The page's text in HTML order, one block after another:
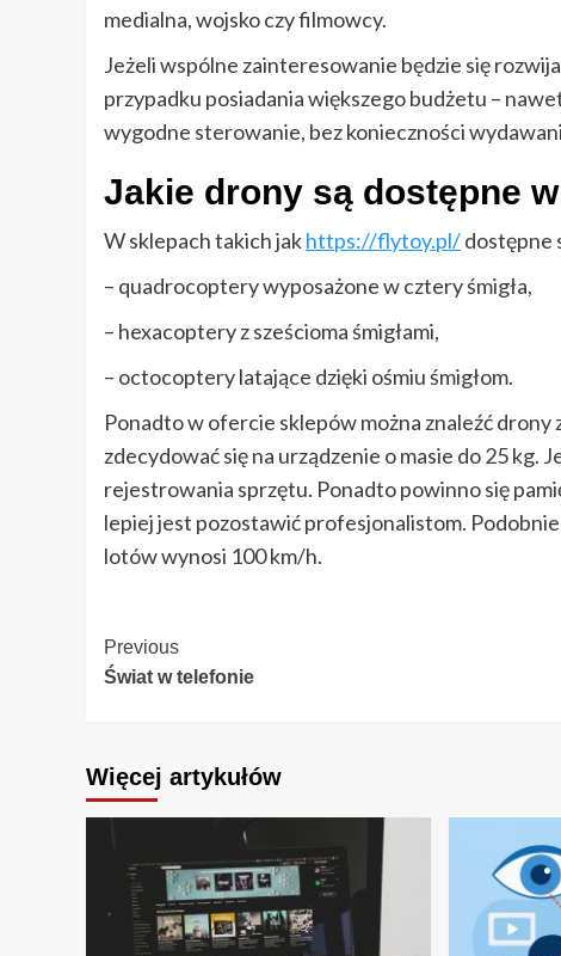
medialna, wojsko czy filmowcy.
Jeżeli wspólne zainteresowanie będzie się
przypadku posiadania większego budżetu –
wygodne sterowanie, bez konieczności
Jakie drony są dostępne
W sklepach takich jakhttps://flytoy.pl/dostępne
– quadrocoptery wyposażone w cztery śmigła,
– hexacoptery z sześcioma śmigłami,
– octocoptery latające dzięki ośmiu śmigłom.
Ponadto w ofercie sklepów można znaleźć drony
zdecydować się na urządzenie o masie do 25
rejestrowania sprzętu. Ponadto powinno się
lepiej jest pozostawić profesjonalistom.
lotów wynosi 100 km/h.
Continue
Reading
Previous
Świat w telefonie
Więcej artykułów